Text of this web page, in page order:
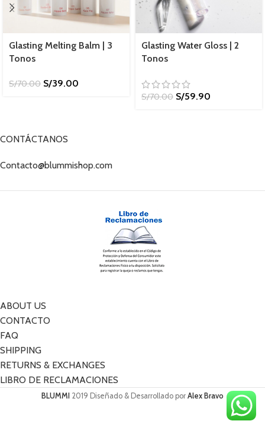
Glasting Melting Balm | 3
Tonos
S/70.00 S/39.00
Glasting Water Gloss | 2
Tonos
S/70.00 S/59.90
CONTÁCTANOS
Contacto@blummishop.com
ABOUT US
CONTACTO
FAQ
SHIPPING
RETURNS & EXCHANGES
LIBRO DE RECLAMACIONES
BLUMMI 2019 Diseñado & Desarrollado por Alex Bravo